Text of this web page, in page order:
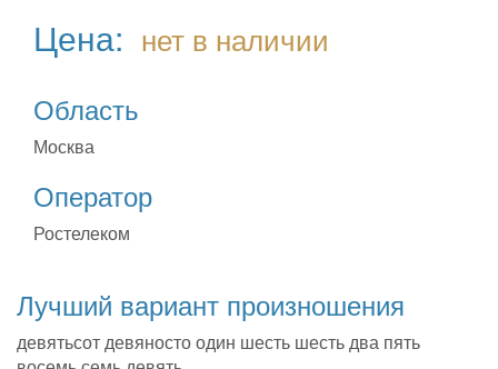
Цена: нет в наличии
Область
Москва
Оператор
Ростелеком
Лучший вариант произношения
девятьсот девяносто один шесть шесть два пять